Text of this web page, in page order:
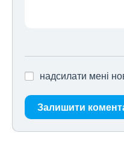
надсилати мені
Залишити